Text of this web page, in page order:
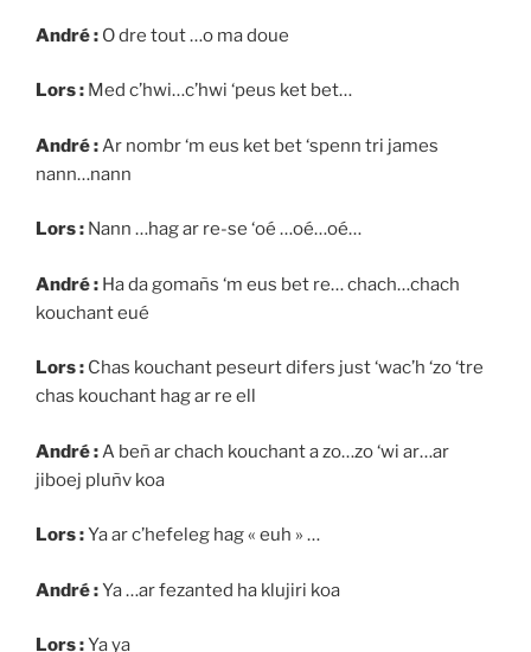
André : O dre tout …o ma doue
Lors : Med c’hwi…c’hwi ‘peus ket bet…
André : Ar nombr ‘m eus ket bet ‘spenn tri james
nann…nann
Lors : Nann …hag ar re-se ‘oé …oé…oé…
André : Ha da gomañs ‘m eus bet re… chach…chach
kouchant eué
Lors : Chas kouchant peseurt difers just ‘wac’h ‘zo ‘tre
chas kouchant hag ar re ell
André : A beñ ar chach kouchant a zo…zo ‘wi ar…ar
jiboej pluñv koa
Lors :Ya ar c’hefeleg hag « euh » …
André :Ya …ar fezanted ha klujiri koa
Lors :Ya ya